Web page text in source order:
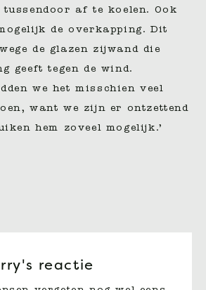
af te koelen. Ook
de overkapping. Dit
de glazen zijwand die
geeft tegen de wind.
we het misschien veel
want we zijn er ontzettend
hem zoveel mogelijk.’
reactie